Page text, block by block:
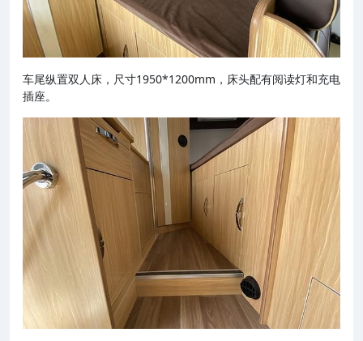
车尾纵置双人床，尺寸1950*1200mm，床头配有阅读灯和充电
插座。